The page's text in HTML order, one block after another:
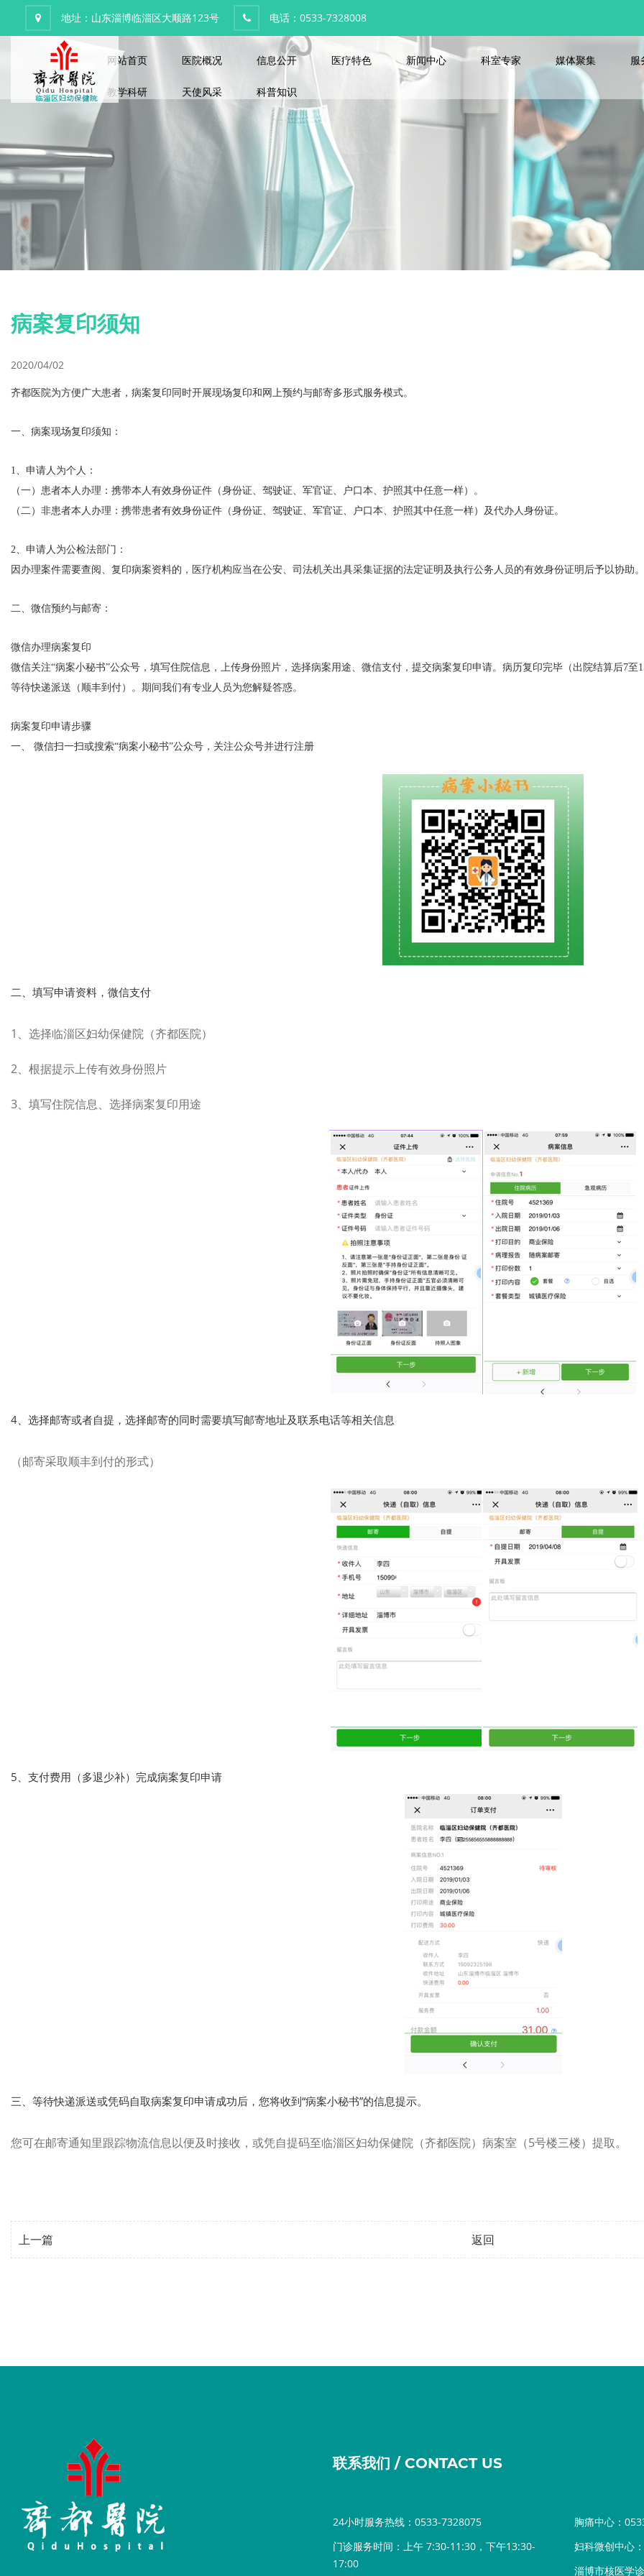
地址：山东淄博临淄区大顺路123号 电话：0533-7328008
网站首页 医院概况 信息公开 医疗特色 新闻中心 科室专家 媒体聚集 服
教学科研 天使风采 科普知识
病案复印须知
2020/04/02
齐都医院为方便广大患者，病案复印同时开展现场复印和网上预约与邮寄多形式服务模式。
一、病案现场复印须知：
1、申请人为个人：
（一）患者本人办理：携带本人有效身份证件（身份证、驾驶证、军官证、户口本、护照其中任意一样）。
（二）非患者本人办理：携带患者有效身份证件（身份证、驾驶证、军官证、户口本、护照其中任意一样）及代办人身份证。
2、申请人为公检法部门：
因办理案件需要查阅、复印病案资料的，医疗机构应当在公安、司法机关出具采集证据的法定证明及执行公务人员的有效身份证明后予以协助。
二、微信预约与邮寄：
微信办理病案复印
微信关注“病案小秘书”公众号，填写住院信息，上传身份照片，选择病案用途、微信支付，提交病案复印申请。病历复印完毕（出院结算后7
等待快递派送（顺丰到付）。期间我们有专业人员为您解疑答惑。
病案复印申请步骤
一、 微信扫一扫或搜索“病案小秘书”公众号，关注公众号并进行注册
二、填写申请资料，微信支付
1、选择临淄区妇幼保健院（齐都医院）
2、根据提示上传有效身份照片
3、填写住院信息、选择病案复印用途
4、选择邮寄或者自提，选择邮寄的同时需要填写邮寄地址及联系电话等相关信息
（邮寄采取顺丰到付的形式）
5、支付费用（多退少补）完成病案复印申请
三、等待快递派送或凭码自取病案复印申请成功后，您将收到“病案小秘书”的信息提示。
您可在邮寄通知里跟踪物流信息以便及时接收，或凭自提码至临淄区妇幼保健院（齐都医院）病案室（5号楼三楼）提取。
上一篇 返回
联系我们 / CONTACT US
24小时服务热线：0533-7328075
门诊服务时间：上午 7:30-11:30，下午13:30-
17:00
胸痛中心：
妇科微创中心
淄博市核医学